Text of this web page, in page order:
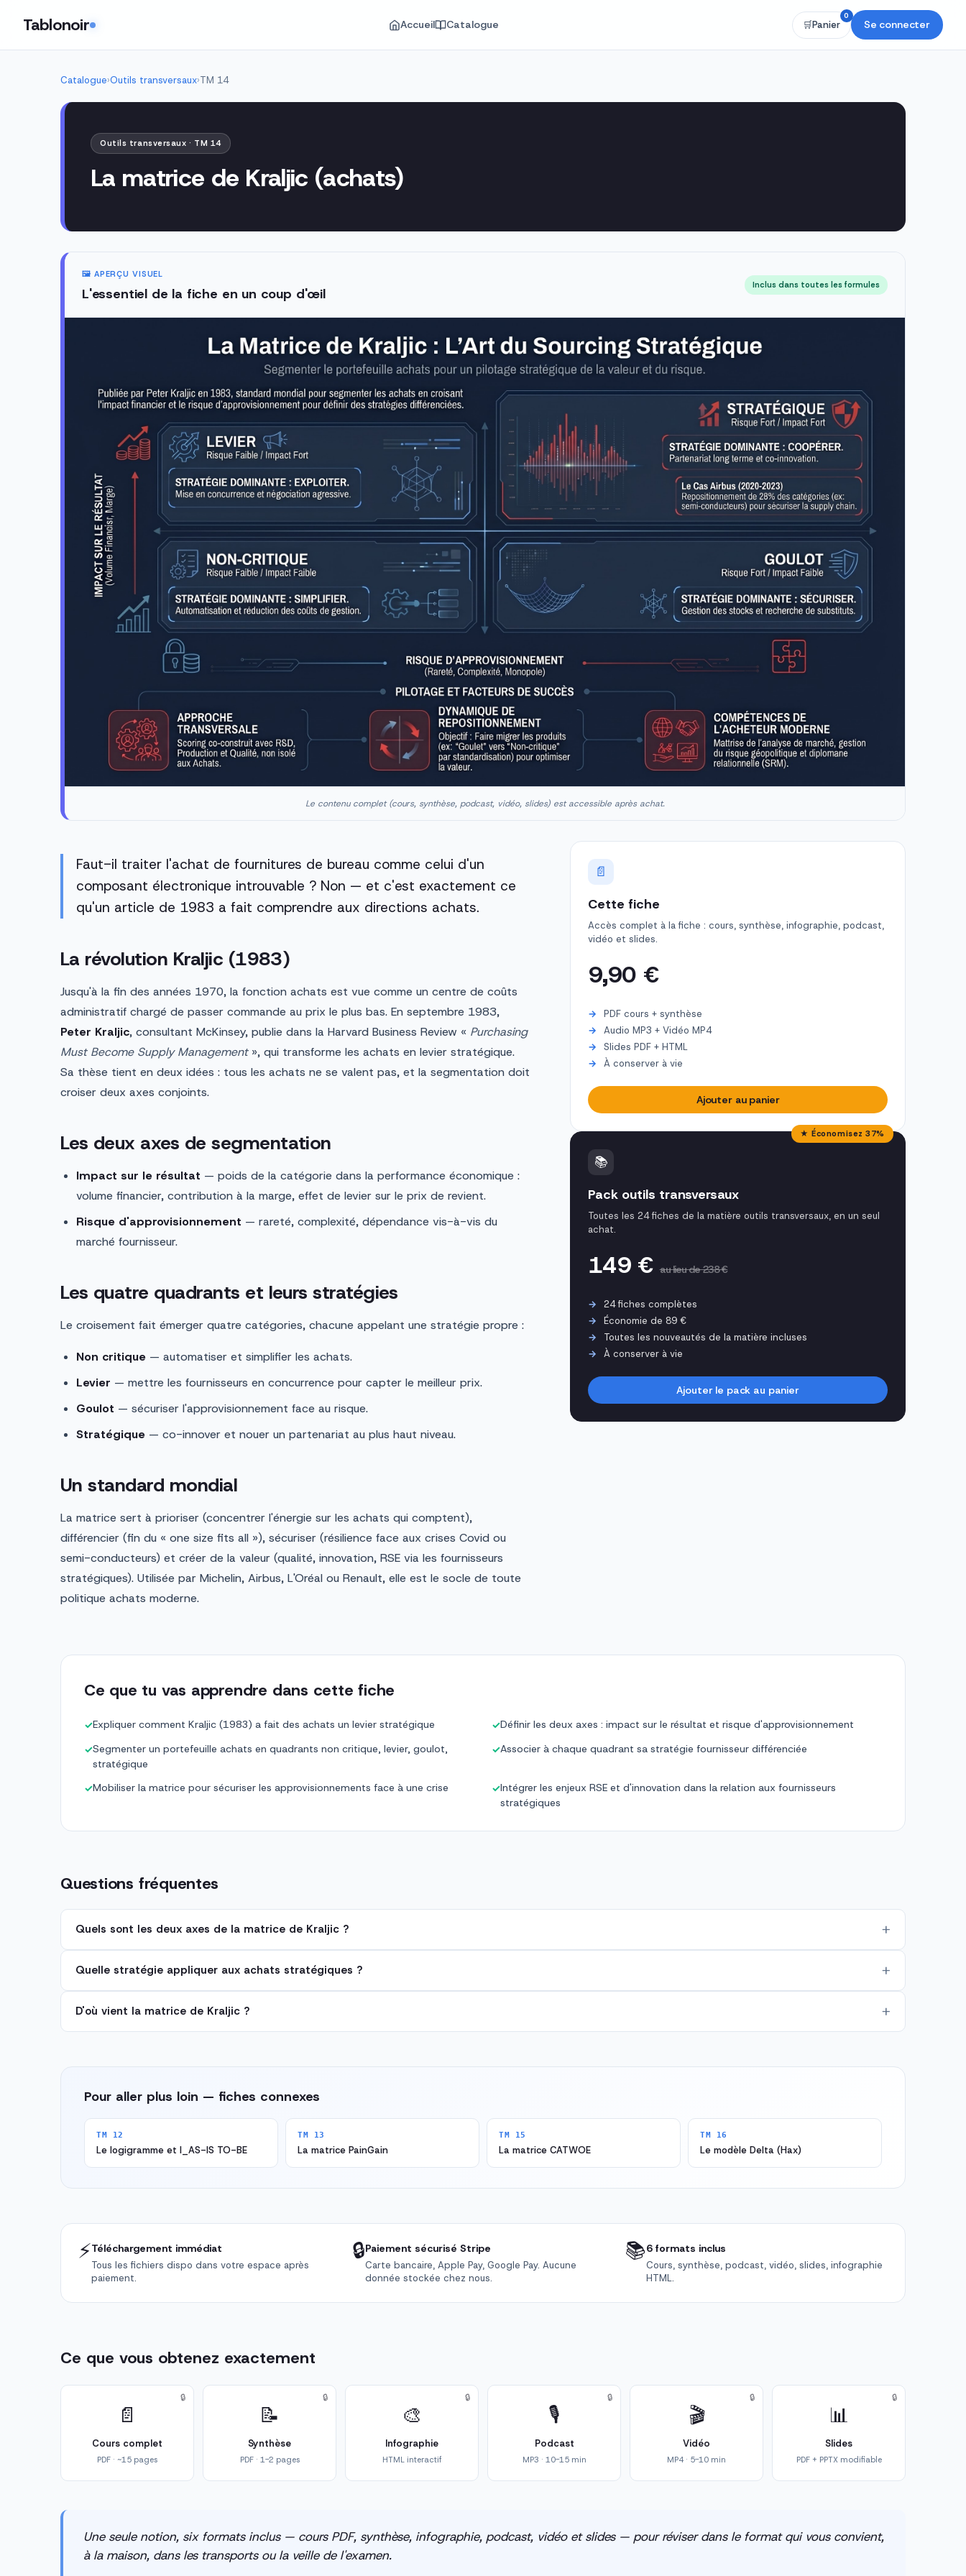
Tablonoir Accueil Catalogue 🛒Panier
0
Se connecter
Catalogue›Outils transversaux›TM 14
Outils transversaux · TM 14
La matrice de Kraljic (achats)
🖼️ APERÇU VISUEL
L'essentiel de la fiche en un coup d'œil
Inclus dans toutes les formules
Le contenu complet (cours, synthèse, podcast, vidéo, slides) est accessible après achat.
Faut-il traiter l'achat de fournitures de bureau comme celui d'un
composant électronique introuvable ? Non — et c'est exactement ce
qu'un article de 1983 a fait comprendre aux directions achats.
La révolution Kraljic (1983)
Jusqu'à la fin des années 1970, la fonction achats est vue comme un centre de coûts
administratif chargé de passer commande au prix le plus bas. En septembre 1983,
Peter Kraljic, consultant McKinsey, publie dans la Harvard Business Review « Purchasing
Must Become Supply Management», qui transforme les achats en levier stratégique.
Sa thèse tient en deux idées : tous les achats ne se valent pas, et la segmentation doit
croiser deux axes conjoints.
Les deux axes de segmentation
Impact sur le résultat — poids de la catégorie dans la performance économique :
volume financier, contribution à la marge, effet de levier sur le prix de revient.
Risque d'approvisionnement — rareté, complexité, dépendance vis-à-vis du
marché fournisseur.
Les quatre quadrants et leurs stratégies
Le croisement fait émerger quatre catégories, chacune appelant une stratégie propre :
Non critique — automatiser et simplifier les achats.
Levier — mettre les fournisseurs en concurrence pour capter le meilleur prix.
Goulot — sécuriser l'approvisionnement face au risque.
Stratégique — co-innover et nouer un partenariat au plus haut niveau.
Un standard mondial
La matrice sert à prioriser (concentrer l'énergie sur les achats qui comptent),
différencier (fin du « one size fits all »), sécuriser (résilience face aux crises Covid ou
semi-conducteurs) et créer de la valeur (qualité, innovation, RSE via les fournisseurs
stratégiques). Utilisée par Michelin, Airbus, L'Oréal ou Renault, elle est le socle de toute
politique achats moderne.
📄
Cette fiche
Accès complet à la fiche : cours, synthèse, infographie, podcast,
vidéo et slides.
9,90 €
PDF cours + synthèse
Audio MP3 + Vidéo MP4
Slides PDF + HTML
À conserver à vie
Ajouter au panier
★ Économisez 37%
📚
Pack outils transversaux
Toutes les 24 fiches de la matière outils transversaux, en un seul
achat.
149 €au lieu de 238 €
24 fiches complètes
Économie de 89 €
Toutes les nouveautés de la matière incluses
À conserver à vie
Ajouter le pack au panier
Ce que tu vas apprendre dans cette fiche
✓Expliquer comment Kraljic (1983) a fait des achats un levier stratégique ✓Définir les deux axes : impact sur le résultat et risque d'approvisionnement
✓Segmenter un portefeuille achats en quadrants non critique, levier, goulot,
stratégique
✓Associer à chaque quadrant sa stratégie fournisseur différenciée
✓Mobiliser la matrice pour sécuriser les approvisionnements face à une crise ✓Intégrer les enjeux RSE et d'innovation dans la relation aux fournisseurs
stratégiques
Questions fréquentes
Quels sont les deux axes de la matrice de Kraljic ?
Quelle stratégie appliquer aux achats stratégiques ?
D'où vient la matrice de Kraljic ?
Pour aller plus loin — fiches connexes
TM 12
Le logigramme et l_AS-IS TO-BE
TM 13
La matrice PainGain
TM 15
La matrice CATWOE
TM 16
Le modèle Delta (Hax)
⚡Téléchargement immédiat
Tous les fichiers dispo dans votre espace après
paiement.
🔒Paiement sécurisé Stripe
Carte bancaire, Apple Pay, Google Pay. Aucune
donnée stockée chez nous.
📚6 formats inclus
Cours, synthèse, podcast, vidéo, slides, infographie
HTML.
Ce que vous obtenez exactement
📄
Cours complet
PDF · ~15 pages
🔒
📝
Synthèse
PDF · 1-2 pages
🔒
🎨
Infographie
HTML interactif
🔒
🎙️
Podcast
MP3 · 10-15 min
🔒
🎬
Vidéo
MP4 · 5-10 min
🔒
📊
Slides
PDF + PPTX modifiable
🔒
Une seule notion, six formats inclus — cours PDF, synthèse, infographie, podcast, vidéo et slides — pour réviser dans le format qui vous convient,
à la maison, dans les transports ou la veille de l'examen.